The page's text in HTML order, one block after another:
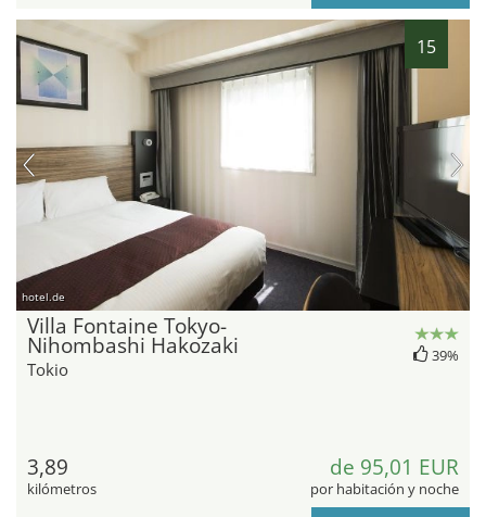
15
hotel.de
Villa Fontaine Tokyo-
Nihombashi Hakozaki
Tokio
39%
3,89
kilómetros
de 95,01 EUR
por habitación y noche